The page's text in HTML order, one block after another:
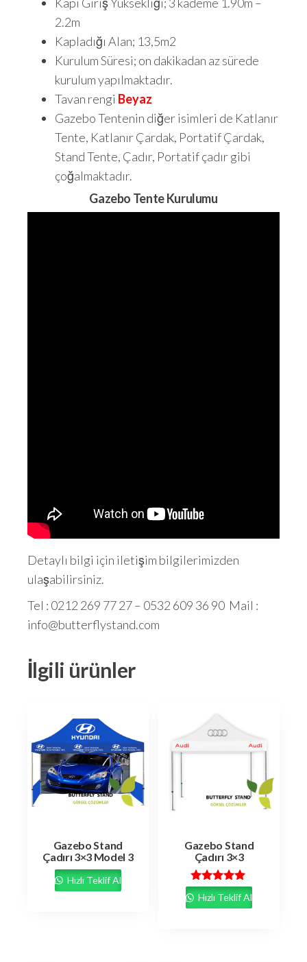
2.2m
Kapladığı Alan; 13,5m2
Kurulum Süresi; on dakikadan az sürede
kurulum yapılmaktadır.
Tavan rengi Beyaz
Gazebo Tentenin diğer isimleri de Katlanır
Tente, Katlanır Çardak, Portatif Çardak,
Stand Tente, Çadır, Portatif çadır gibi
çoğalmaktadır.
Gazebo Tente Kurulumu
Detaylı bilgi için iletişim bilgilerimizden
ulaşabilirsiniz.
Tel : 0212 269 77 27 – 0532 609 36 90 Mail :
info@butterflystand.com
İlgili ürünler
Gazebo Stand
Çadırı 3×3 Model 3
Hızlı Teklif Al
Gazebo Stand
Çadırı 3×3
5 üzerinden
5.00
oy aldı
Hızlı Teklif Al